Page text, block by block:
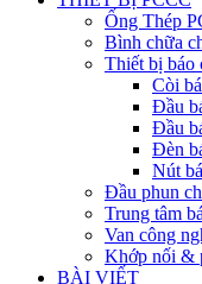
Ống Thép
Bình chữa
Thiết bị báo
Còi
Đầu
Đầu
Đèn
Nút
Đầu phun
Trung tâm
Van công
Khớp nối &
BÀI VIẾT